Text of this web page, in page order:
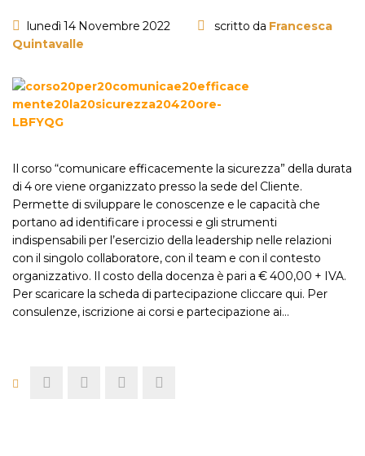
lunedì 14 Novembre 2022 scritto da Francesca
Quintavalle
Il corso “comunicare efficacemente la sicurezza” della durata
di 4 ore viene organizzato presso la sede del Cliente.
Permette di sviluppare le conoscenze e le capacità che
portano ad identificare i processi e gli strumenti
indispensabili per l’esercizio della leadership nelle relazioni
con il singolo collaboratore, con il team e con il contesto
organizzativo. Il costo della docenza è pari a € 400,00 + IVA.
Per scaricare la scheda di partecipazione cliccare qui. Per
consulenze, iscrizione ai corsi e partecipazione ai…